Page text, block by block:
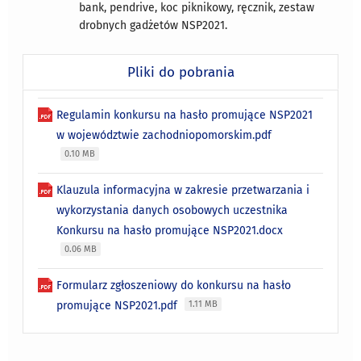
bank, pendrive, koc piknikowy, ręcznik, zestaw
drobnych gadżetów NSP2021.
Pliki do pobrania
Regulamin konkursu na hasło promujące NSP2021
w województwie zachodniopomorskim.pdf
0.10 MB
Klauzula informacyjna w zakresie przetwarzania i
wykorzystania danych osobowych uczestnika
Konkursu na hasło promujące NSP2021.docx
0.06 MB
Formularz zgłoszeniowy do konkursu na hasło
promujące NSP2021.pdf
1.11 MB